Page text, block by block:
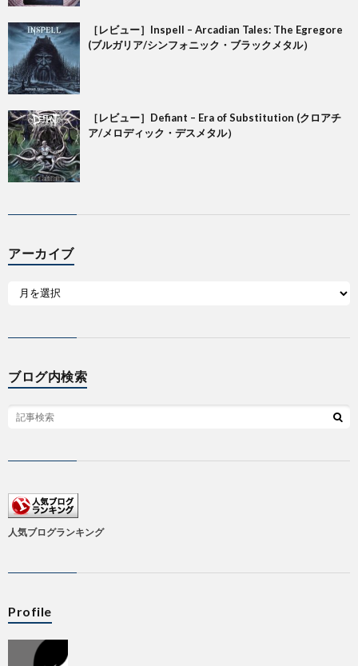
［レビュー］Inspell – Arcadian Tales: The Egregore
(ブルガリア/シンフォニック・ブラックメタル）
［レビュー］Defiant – Era of Substitution (クロアチ
ア/メロディック・デスメタル）
アーカイブ
ブログ内検索
人気ブログランキング
Profile